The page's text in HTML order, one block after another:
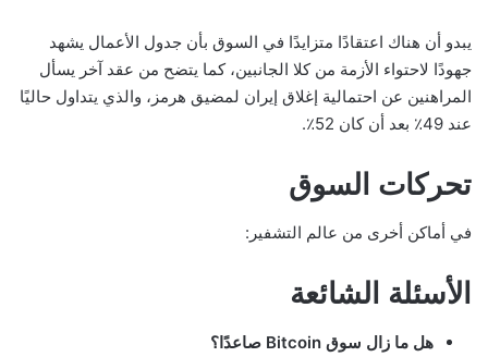
يبدو أن هناك اعتقادًا متزايدًا في السوق بأن جدول الأعمال يشهد
جهودًا لاحتواء الأزمة من كلا الجانبين، كما يتضح من عقد آخر يسأل
المراهنين عن احتمالية إغلاق إيران لمضيق هرمز، والذي يتداول حاليًا
عند 49٪ بعد أن كان 52٪.
تحركات السوق
في أماكن أخرى من عالم التشفير:
الأسئلة الشائعة
هل ما زال سوق Bitcoin صاعدًا؟